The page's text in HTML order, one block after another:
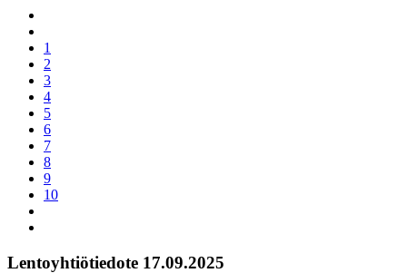
1
2
3
4
5
6
7
8
9
10
Lentoyhtiötiedote 17.09.2025